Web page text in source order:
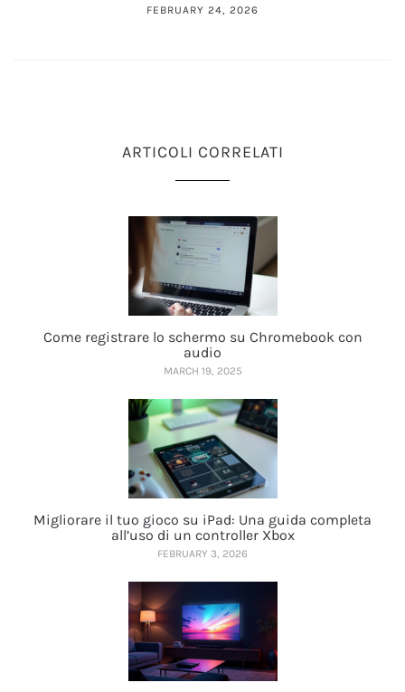
FEBRUARY 24, 2026
ARTICOLI CORRELATI
Come registrare lo schermo su Chromebook con
audio
MARCH 19, 2025
Migliorare il tuo gioco su iPad: Una guida completa
all’uso di un controller Xbox
FEBRUARY 3, 2026